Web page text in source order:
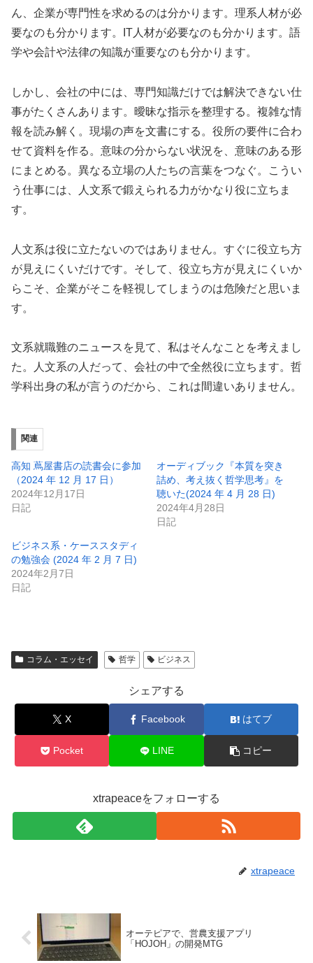
ん、企業が専門性を求めるのは分かります。理系人材が必
要なのも分かります。IT人材が必要なのも分かります。語
学や会計や法律の知識が重要なのも分かります。
しかし、会社の中には、専門知識だけでは解決できない仕
事がたくさんあります。曖昧な指示を整理する。複雑な情
報を読み解く。現場の声を文書にする。役所の要件に合わ
せて資料を作る。意味の分からない状況を、意味のある形
にまとめる。異なる立場の人たちの言葉をつなぐ。こうい
う仕事には、人文系で鍛えられる力がかなり役に立ちま
す。
人文系は役に立たないのではありません。すぐに役立ち方
が見えにくいだけです。そして、役立ち方が見えにくいか
らこそ、企業がそこを軽視してしまうのは危険だと思いま
す。
文系就職難のニュースを見て、私はそんなことを考えまし
た。人文系の人だって、会社の中で全然役に立ちます。哲
学科出身の私が言うのだから、これは間違いありません。
関連
高知 蔦屋書店の読書会に参加
（2024 年 12 月 17 日）
2024年12月17日
日記
オーディブック『本質を突き
詰め、考え抜く哲学思考』を
聴いた(2024 年 4 月 28 日)
2024年4月28日
日記
ビジネス系・ケーススタディ
の勉強会 (2024 年 2 月 7 日)
2024年2月7日
日記
コラム・エッセイ 哲学 ビジネス
シェアする
X Facebook はてブ
Pocket LINE コピー
xtrapeaceをフォローする
xtrapeace
オーテピアで、営農支援アプリ
「HOJOH」の開発MTG